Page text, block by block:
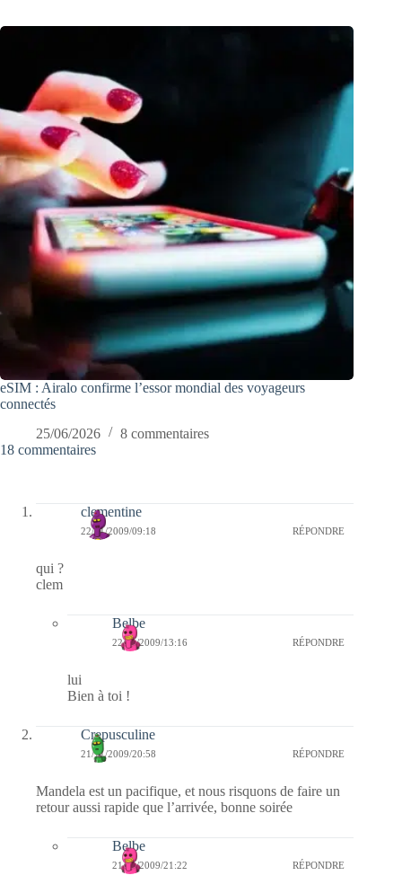
eSIM : Airalo confirme l’essor mondial des voyageurs
connectés
25/06/2026
8 commentaires
18 commentaires
clementine
22/11/2009/09:18 RÉPONDRE
qui ?
clem
Belbe
22/11/2009/13:16 RÉPONDRE
lui
Bien à toi !
Crepusculine
21/11/2009/20:58 RÉPONDRE
Mandela est un pacifique, et nous risquons de faire un
retour aussi rapide que l’arrivée, bonne soirée
Belbe
21/11/2009/21:22 RÉPONDRE